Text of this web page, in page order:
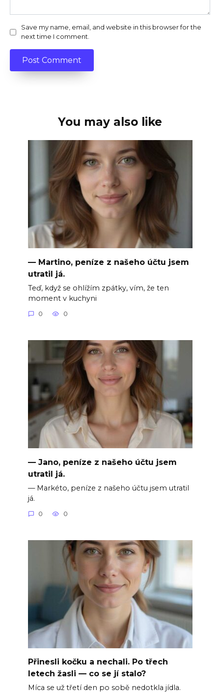
Save my name, email, and website in this browser for the
next time I comment.
You may also like
— Martino, peníze z našeho účtu jsem
utratil já.
Teď, když se ohlížím zpátky, vím, že ten
moment v kuchyni
0 0
— Jano, peníze z našeho účtu jsem
utratil já.
— Markéto, peníze z našeho účtu jsem utratil
já.
0 0
Přinesli kočku a nechali. Po třech
letech žasli — co se jí stalo?
Míca se už třetí den po sobě nedotkla jídla.